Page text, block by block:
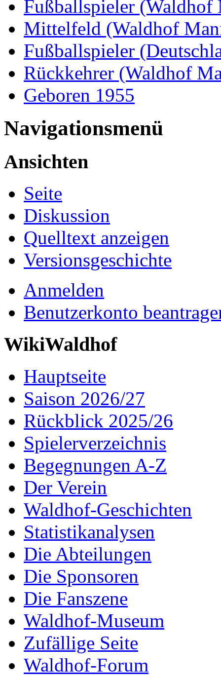
Fußballspieler (Waldhof
Mittelfeld (Waldhof
Fußballspieler
Rückkehrer (Waldhof
Geboren 1955
Navigationsmenü
Ansichten
Seite
Diskussion
Quelltext anzeigen
Versionsgeschichte
Anmelden
Benutzerkonto
WikiWaldhof
Hauptseite
Saison 2026/27
Rückblick 2025/26
Spielerverzeichnis
Begegnungen A-Z
Der Verein
Waldhof-Geschichten
Statistikanalysen
Die Abteilungen
Die Sponsoren
Die Fanszene
Waldhof-Museum
Zufällige Seite
Waldhof-Forum